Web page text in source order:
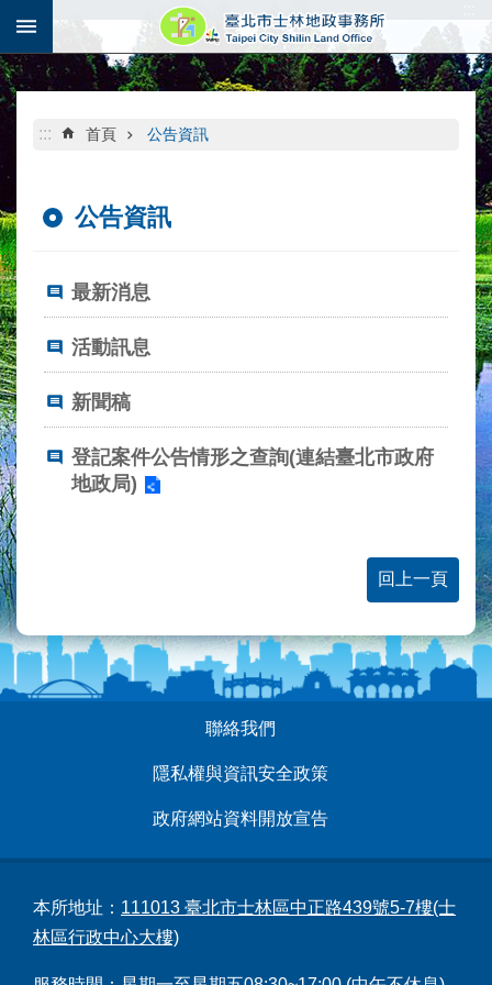
跳到主要內容區塊
::: 首頁 公告資訊
公告資訊
最新消息
活動訊息
新聞稿
登記案件公告情形之查詢(連結臺北市政府
地政局)
回上一頁
聯絡我們
隱私權與資訊安全政策
政府網站資料開放宣告
本所地址： 111013 臺北市士林區中正路439號5-7樓(士
林區行政中心大樓)